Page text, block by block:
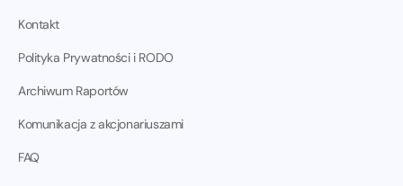
Kontakt
Polityka Prywatności i RODO
Archiwum Raportów
Komunikacja z akcjonariuszami
FAQ